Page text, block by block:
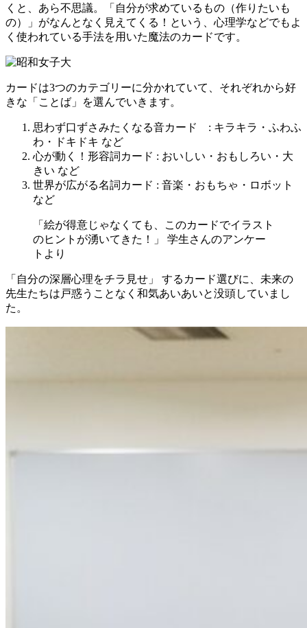
くと、あら不思議。「自分が求めているもの（作りたいも
の）」がなんとなく見えてくる！という、心理学などでもよ
く使われている手法を用いた魔法のカードです。
カードは3つのカテゴリーに分かれていて、それぞれから好
きな「ことば」を選んでいきます。
思わず口ずさみたくなる音カード : キラキラ・ふわふ
わ・ドキドキ など
心が動く！形容詞カード : おいしい・おもしろい・大
きい など
世界が広がる名詞カード : 音楽・おもちゃ・ロボット
など
「絵が得意じゃなくても、このカードでイラスト
のヒントが湧いてきた！」 学生さんのアンケー
トより
「自分の深層心理をチラ見せ」 するカード選びに、未来の
先生たちは戸惑うことなく和気あいあいと没頭していまし
た。